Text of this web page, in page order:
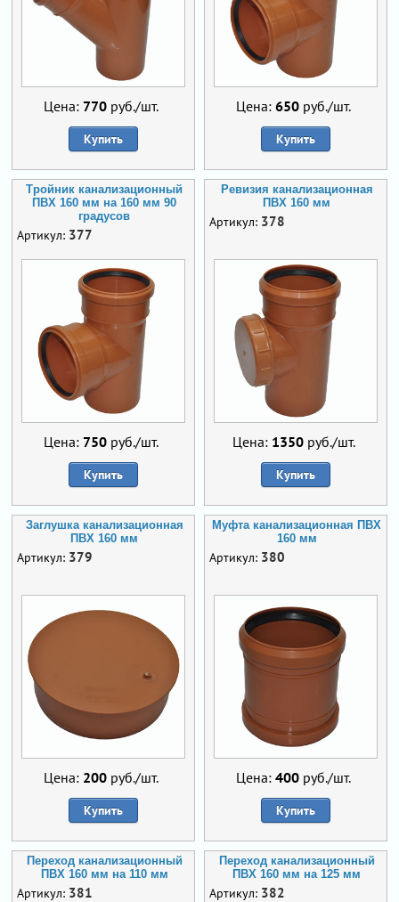
Цена: 770 руб./шт.
Купить
Цена: 650 руб./шт.
Купить
Тройник канализационный
ПВХ 160 мм на 160 мм 90
градусов
Артикул: 377
Цена: 750 руб./шт.
Купить
Ревизия канализационная
ПВХ 160 мм
Артикул: 378
Цена: 1350руб./шт.
Купить
Заглушка канализационная
ПВХ 160 мм
Артикул: 379
Цена: 200 руб./шт.
Купить
Муфта канализационная ПВХ
160 мм
Артикул: 380
Цена: 400 руб./шт.
Купить
Переход канализационный
ПВХ 160 мм на 110 мм
Артикул: 381
Переход канализационный
ПВХ 160 мм на 125 мм
Артикул: 382